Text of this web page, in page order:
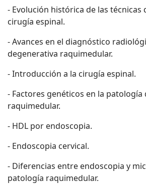
- Evolución histórica de las técnicas
cirugía espinal.
- Avances en el diagnóstico
degenerativa raquimedular.
- Introducción a la cirugía espinal.
- Factores genéticos en la patología
raquimedular.
- HDL por endoscopia.
- Endoscopia cervical.
- Diferencias entre endoscopia y
patología raquimedular.